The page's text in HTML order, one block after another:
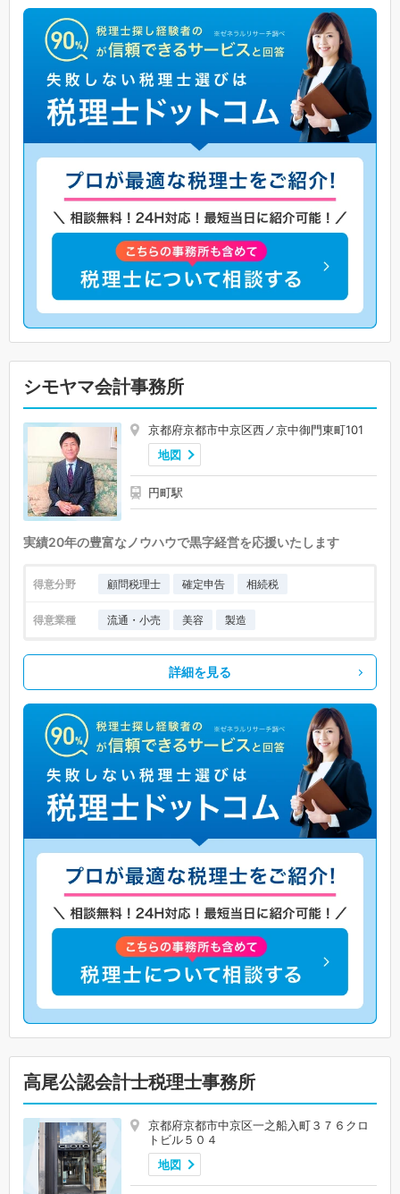
シモヤマ会計事務所
京都府京都市中京区西ノ京中御門東町101
地図
円町駅
実績20年の豊富なノウハウで黒字経営を応援いたします
得意分野 顧問税理士 確定申告 相続税
得意業種 流通・小売 美容 製造
詳細を見る
高尾公認会計士税理士事務所
京都府京都市中京区一之船入町３７６クロ
トビル５０４
地図